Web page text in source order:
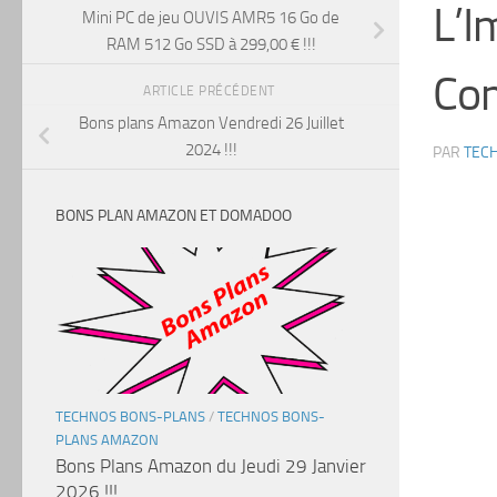
PAR
Mini PC de jeu OUVIS AMR5 16 Go de
RAM 512 Go SSD à 299,00 € !!!
ARTICLE PRÉCÉDENT
Bons plans Amazon Vendredi 26 Juillet
2024 !!!
BONS PLAN AMAZON ET DOMADOO
TECHNOS BONS-PLANS / TECHNOS BONS-
PLANS AMAZON
Bons Plans Amazon du Jeudi 29 Janvier
2026 !!!